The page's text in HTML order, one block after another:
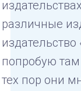
различные
попробую
тех пор они